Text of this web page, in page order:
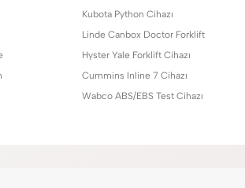
Kubota Python Cihazı
Linde Canbox Doctor Forklift
Hyster Yale Forklift Cihazı
Cummins Inline 7 Cihazı
Wabco ABS/EBS Test Cihazı